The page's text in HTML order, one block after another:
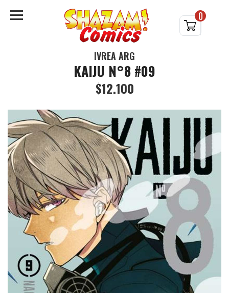
0
IVREA ARG
KAIJU N°8 #09
$12.100